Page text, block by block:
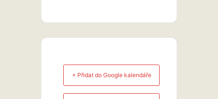
+ Přidat do Google kalendáře